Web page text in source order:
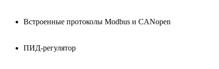
Встроенные протоколы Modbus и CANopen
ПИД-регулятор